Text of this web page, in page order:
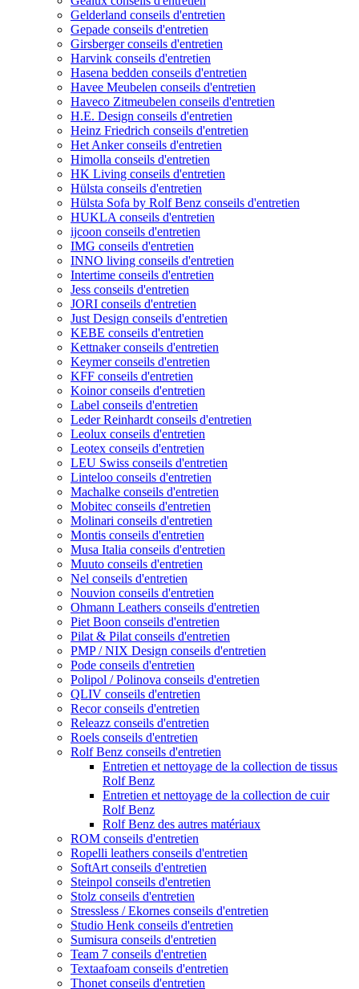
Gelderland conseils d'entretien
Gepade conseils d'entretien
Girsberger conseils d'entretien
Harvink conseils d'entretien
Hasena bedden conseils d'entretien
Havee Meubelen conseils d'entretien
Haveco Zitmeubelen conseils d'entretien
H.E. Design conseils d'entretien
Heinz Friedrich conseils d'entretien
Het Anker conseils d'entretien
Himolla conseils d'entretien
HK Living conseils d'entretien
Hülsta conseils d'entretien
Hülsta Sofa by Rolf Benz conseils d'entretien
HUKLA conseils d'entretien
ijcoon conseils d'entretien
IMG conseils d'entretien
INNO living conseils d'entretien
Intertime conseils d'entretien
Jess conseils d'entretien
JORI conseils d'entretien
Just Design conseils d'entretien
KEBE conseils d'entretien
Kettnaker conseils d'entretien
Keymer conseils d'entretien
KFF conseils d'entretien
Koinor conseils d'entretien
Label conseils d'entretien
Leder Reinhardt conseils d'entretien
Leolux conseils d'entretien
Leotex conseils d'entretien
LEU Swiss conseils d'entretien
Linteloo conseils d'entretien
Machalke conseils d'entretien
Mobitec conseils d'entretien
Molinari conseils d'entretien
Montis conseils d'entretien
Musa Italia conseils d'entretien
Muuto conseils d'entretien
Nel conseils d'entretien
Nouvion conseils d'entretien
Ohmann Leathers conseils d'entretien
Piet Boon conseils d'entretien
Pilat & Pilat conseils d'entretien
PMP / NIX Design conseils d'entretien
Pode conseils d'entretien
Polipol / Polinova conseils d'entretien
QLIV conseils d'entretien
Recor conseils d'entretien
Releazz conseils d'entretien
Roels conseils d'entretien
Rolf Benz conseils d'entretien
Entretien et nettoyage de la collection de tissus
Rolf Benz
Entretien et nettoyage de la collection de cuir
Rolf Benz
Rolf Benz des autres matériaux
ROM conseils d'entretien
Ropelli leathers conseils d'entretien
SoftArt conseils d'entretien
Steinpol conseils d'entretien
Stolz conseils d'entretien
Stressless / Ekornes conseils d'entretien
Studio Henk conseils d'entretien
Sumisura conseils d'entretien
Team 7 conseils d'entretien
Textaafoam conseils d'entretien
Thonet conseils d'entretien